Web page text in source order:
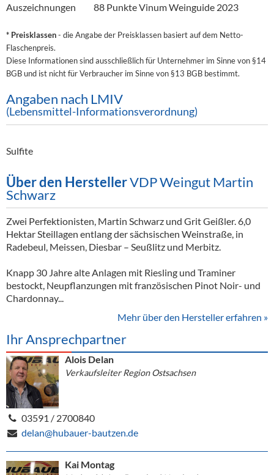
Auszeichnungen
88 Punkte Vinum Weinguide 2023
* Preisklassen- die Angabe der Preisklassen basiert auf dem Netto-
Flaschenpreis.
Diese Informationen sind ausschließlich für Unternehmer im Sinne von §14
BGB und ist nicht für Verbraucher im Sinne von §13 BGB bestimmt.
Angaben nach LMIV
(Lebensmittel-Informationsverordnung)
Sulfite
Über den HerstellerVDP Weingut Martin
Schwarz
Zwei Perfektionisten, Martin Schwarz und Grit Geißler. 6,0
Hektar Steillagen entlang der sächsischen Weinstraße, in
Radebeul, Meissen, Diesbar – Seußlitz und Merbitz.
Knapp 30 Jahre alte Anlagen mit Riesling und Traminer
bestockt, Neupflanzungen mit französischen Pinot Noir- und
Chardonnay...
Mehr über den Hersteller erfahren »
Ihr Ansprechpartner
Alois Delan
Verkaufsleiter Region Ostsachsen
03591 / 2700840
delan@hubauer-bautzen.de
Kai Montag